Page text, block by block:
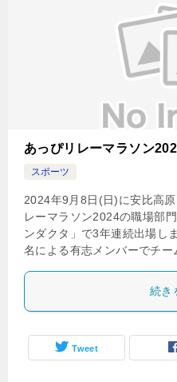
あっぴリレーマラソン
スポーツ
2024年9月8日(日)に安比高
レーマラソン2024の職場部
ンダクタ」で3年連続出場し
名による有志メンバーでチ
続き
Tweet